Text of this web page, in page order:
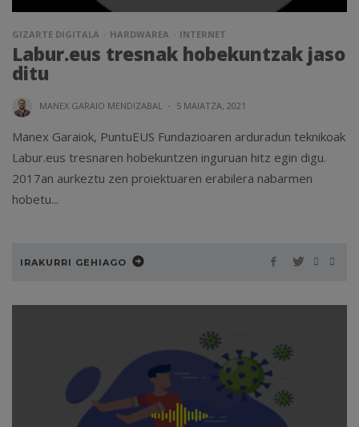
GIZARTE DIGITALA HARDWAREA INTERNET
Labur.eus tresnak hobekuntzak jaso
ditu
MANEX GARAIO MENDIZABAL · 5 MAIATZA, 2021
Manex Garaiok, PuntuEUS Fundazioaren arduradun teknikoak
Labur.eus tresnaren hobekuntzen inguruan hitz egin digu.
2017an aurkeztu zen proiektuaren erabilera nabarmen
hobetu...
IRAKURRI GEHIAGO